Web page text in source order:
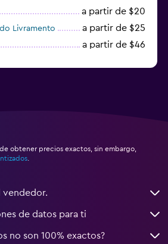
a partir de $20
Livramento a partir de $25
a partir de $46
obtener precios exactos, sin embargo,
vendedor.
de datos para ti
no son 100% exactos?